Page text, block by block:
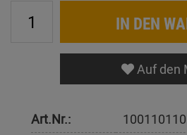
IN DEN
Auf den
Art.Nr.: